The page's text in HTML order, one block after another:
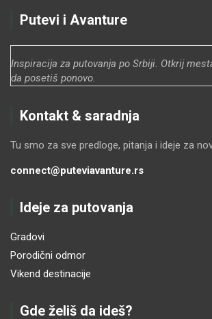
Putevi i Avanture
Inspiracija za putovanja po Srbiji. Otkrij
da posetiš ponovo.
Kontakt & saradnja
Tu smo za sve predloge, pitanja i ideje za
connect@puteviavanture.rs
Ideje za putovanja
Gradovi
Porodični odmor
Vikend destinacije
Gde želiš da ideš?